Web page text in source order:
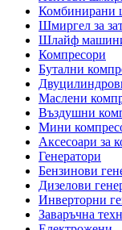
Комбинирани
Шмиргел за
Шлайф
Компресори
Бутални
Маслени
Въздушни
Мини
Аксесоари за
Генератори
Бензинови
Дизелови
Инверторни
Заваръчна